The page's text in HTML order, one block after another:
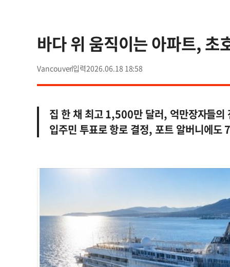
바다 위 움직이는 아파트, 초
Vancouver 2026.06.18 18:58
집 한 채 최고 1,500만 달러, 억만장자들의
입주민 투표로 항로 결정, 포트 알버니에도